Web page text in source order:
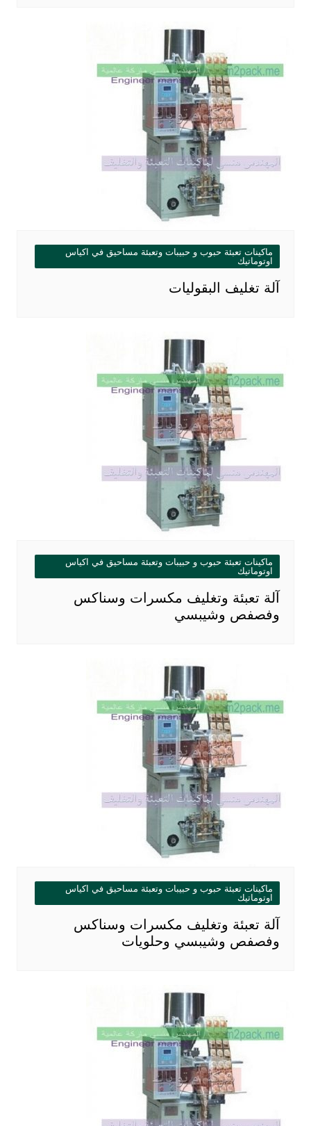
ماكينات تعبئة حبوب و حبيبات وتعبئة مساحيق في اكياس
اوتوماتيك
آلة تغليف البقوليات
ماكينات تعبئة حبوب و حبيبات وتعبئة مساحيق في اكياس
اوتوماتيك
آلة تعبئة وتغليف مكسرات وسناكس
وفصفص وشيبسي
ماكينات تعبئة حبوب و حبيبات وتعبئة مساحيق في اكياس
اوتوماتيك
آلة تعبئة وتغليف مكسرات وسناكس
وفصفص وشيبسي وحلويات